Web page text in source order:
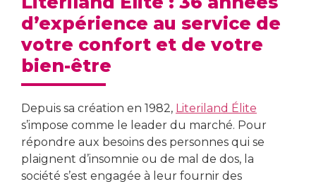
d’expérience au service de
votre confort et de votre
bien-être
Depuis sa création en 1982, Literiland Élite
s’impose comme le leader du marché. Pour
répondre aux besoins des personnes qui se
plaignent d’insomnie ou de mal de dos, la
société s’est engagée à leur fournir des